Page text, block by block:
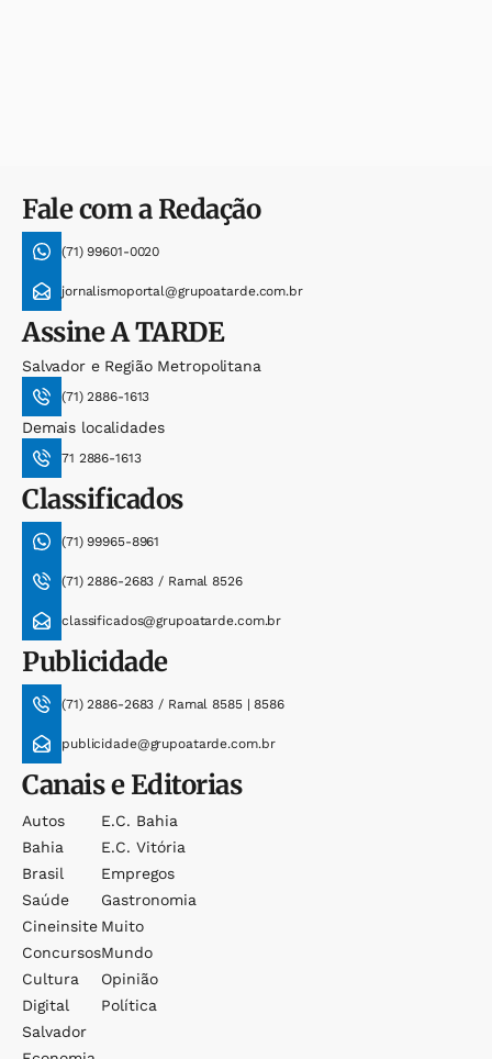
Fale com a Redação
(71) 99601-0020
jornalismoportal@grupoatarde.com.br
AssineA TARDE
Salvador e Região Metropolitana
(71) 2886-1613
Demais localidades
71 2886-1613
Classificados
(71) 99965-8961
(71) 2886-2683 / Ramal 8526
classificados@grupoatarde.com.br
Publicidade
(71) 2886-2683 / Ramal 8585 | 8586
publicidade@grupoatarde.com.br
Canais e Editorias
Autos
Bahia
Brasil
Saúde
Cineinsite
Concursos
Cultura
Digital
Salvador
E.c. Bahia
E.c. Vitória
Empregos
Gastronomia
Muito
Mundo
Opinião
Política